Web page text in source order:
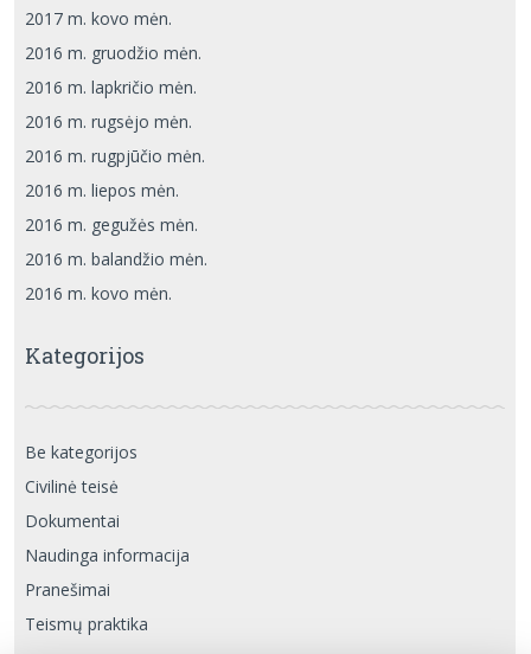
2017 m. kovo mėn.
2016 m. gruodžio mėn.
2016 m. lapkričio mėn.
2016 m. rugsėjo mėn.
2016 m. rugpjūčio mėn.
2016 m. liepos mėn.
2016 m. gegužės mėn.
2016 m. balandžio mėn.
2016 m. kovo mėn.
Kategorijos
Be kategorijos
Civilinė teisė
Dokumentai
Naudinga informacija
Pranešimai
Teismų praktika